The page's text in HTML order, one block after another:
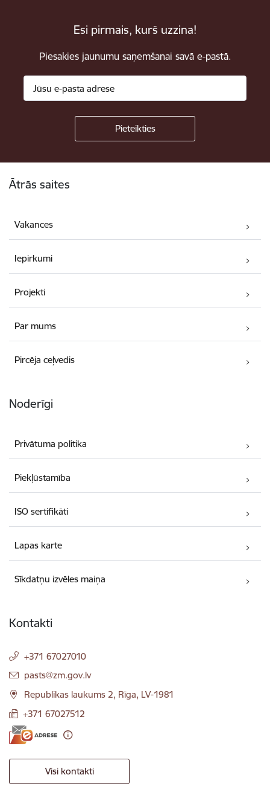
Esi pirmais, kurš uzzina!
Piesakies jaunumu saņemšanai savā e-pastā.
Ātrās saites
Vakances
Iepirkumi
Projekti
Par mums
Pircēja ceļvedis
Noderīgi
Privātuma politika
Piekļūstamība
ISO sertifikāti
Lapas karte
Sīkdatņu izvēles maiņa
Kontakti
+371 67027010
E-pasts:
pasts@zm.gov.lv
Republikas laukums 2, Rīga, LV-1981
+371 67027512
Visi kontakti